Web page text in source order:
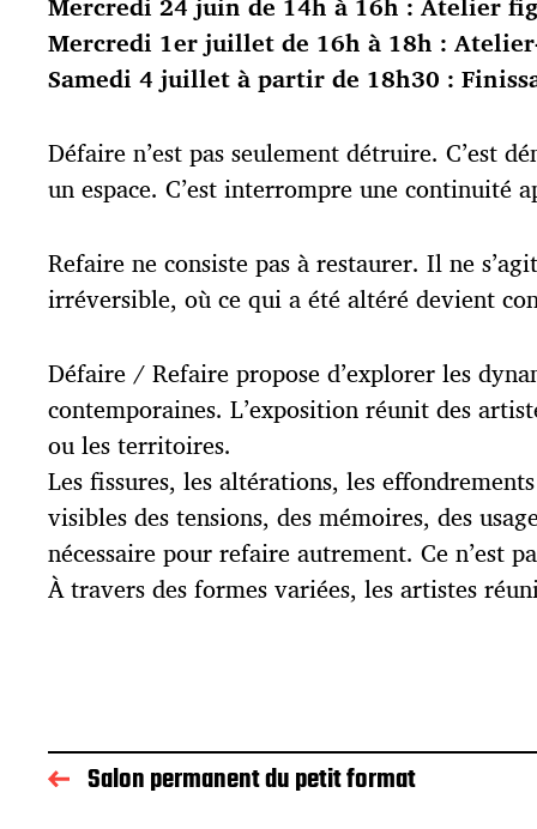
Mercredi 1er juillet de 16h à 18h :
Samedi 4 juillet à partir de 18h30 :
Défaire n’est pas seulement détruire. C’est
un espace. C’est interrompre une continuité
Refaire ne consiste pas à restaurer. Il ne
irréversible, où ce qui a été altéré devient
Défaire / Refaire propose d’explorer les
contemporaines. L’exposition réunit des
ou les territoires.
Les fissures, les altérations, les
visibles des tensions, des mémoires, des
nécessaire pour refaire autrement. Ce n’est
À travers des formes variées, les artistes
Salon permanent du petit format